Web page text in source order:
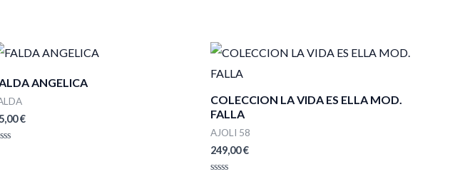
ANGELICA
€
COLECCION LA VIDA ES ELLA MOD.
FALLA
AJOLI 58
249,00€